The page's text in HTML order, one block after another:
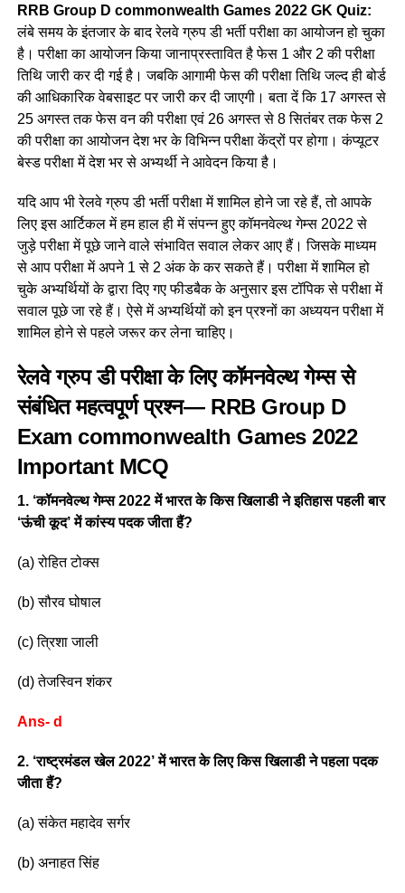
RRB Group D commonwealth Games 2022 GK Quiz:
लंबे समय के इंतजार के बाद रेलवे ग्रुप डी भर्ती परीक्षा का आयोजन हो चुका
है। परीक्षा का आयोजन किया जानाप्रस्तावित है फेस 1 और 2 की परीक्षा
तिथि जारी कर दी गई है। जबकि आगामी फेस की परीक्षा तिथि जल्द ही बोर्ड
की आधिकारिक वेबसाइट पर जारी कर दी जाएगी। बता दें कि 17 अगस्त से
25 अगस्त तक फेस वन की परीक्षा एवं 26 अगस्त से 8 सितंबर तक फेस 2
की परीक्षा का आयोजन देश भर के विभिन्न परीक्षा केंद्रों पर होगा। कंप्यूटर
बेस्ड परीक्षा में देश भर से अभ्यर्थी ने आवेदन किया है।
यदि आप भी रेलवे ग्रुप डी भर्ती परीक्षा में शामिल होने जा रहे हैं, तो आपके
लिए इस आर्टिकल में हम हाल ही में संपन्न हुए कॉमनवेल्थ गेम्स 2022 से
जुड़े परीक्षा में पूछे जाने वाले संभावित सवाल लेकर आए हैं। जिसके माध्यम
से आप परीक्षा में अपने 1 से 2 अंक के कर सकते हैं। परीक्षा में शामिल हो
चुके अभ्यर्थियों के द्वारा दिए गए फीडबैक के अनुसार इस टॉपिक से परीक्षा में
सवाल पूछे जा रहे हैं। ऐसे में अभ्यर्थियों को इन प्रश्नों का अध्ययन परीक्षा में
शामिल होने से पहले जरूर कर लेना चाहिए।
रेलवे ग्रुप डी परीक्षा के लिए कॉमनवेल्थ गेम्स से
संबंधित महत्वपूर्ण प्रश्न— RRB Group D
Exam commonwealth Games 2022
Important MCQ
1. ‘कॉमनवेल्थ गेम्स 2022 में भारत के किस खिलाडी ने इतिहास पहली बार
‘ऊंची कूद’ में कांस्य पदक जीता हैं?
(a) रोहित टोक्स
(b) सौरव घोषाल
(c) त्रिशा जाली
(d) तेजस्विन शंकर
Ans- d
2. ‘राष्ट्रमंडल खेल 2022’ में भारत के लिए किस खिलाडी ने पहला पदक
जीता हैं?
(a) संकेत महादेव सर्गर
(b) अनाहत सिंह